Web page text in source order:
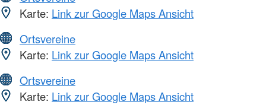
Karte: Link zur Google Maps Ansicht
Ortsvereine
Karte: Link zur Google Maps Ansicht
Ortsvereine
Karte: Link zur Google Maps Ansicht